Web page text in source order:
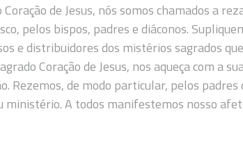
de Jesus, nós somos chamados a
pelos bispos, padres e diáconos.
e distribuidores dos mistérios sagrados
Coração de Jesus, nos aqueça com a
Rezemos, de modo particular, pelos
ministério. A todos manifestemos nosso